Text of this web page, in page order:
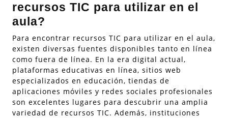
recursos TIC para utilizar en el
aula?
Para encontrar recursos TIC para utilizar en el aula,
existen diversas fuentes disponibles tanto en línea
como fuera de línea. En la era digital actual,
plataformas educativas en línea, sitios web
especializados en educación, tiendas de
aplicaciones móviles y redes sociales profesionales
son excelentes lugares para descubrir una amplia
variedad de recursos TIC. Además, instituciones